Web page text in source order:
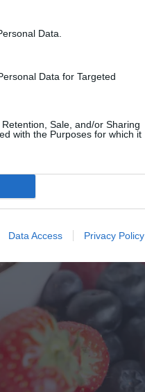
Data.
Data for Targeted
Sale, and/or Sharing
with the Purposes for which it
Data Access Privacy Policy